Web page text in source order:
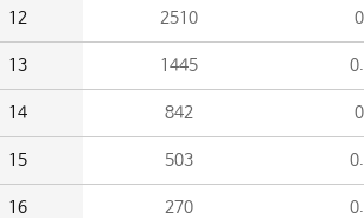
12 2510
13 1445
14 842
15 503
16 270